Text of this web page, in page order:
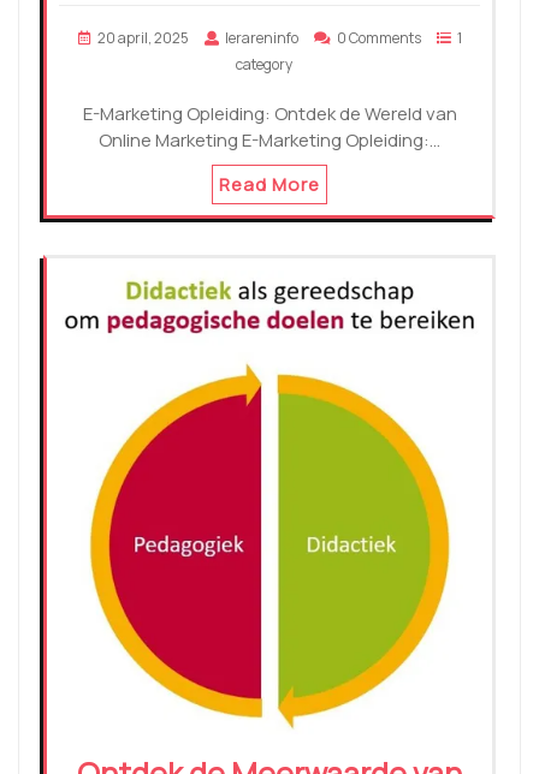
20 april, 2025 lerareninfo 0 Comments
1
category
E-Marketing Opleiding: Ontdek de Wereld van
Online Marketing E-Marketing Opleiding:…
Read More